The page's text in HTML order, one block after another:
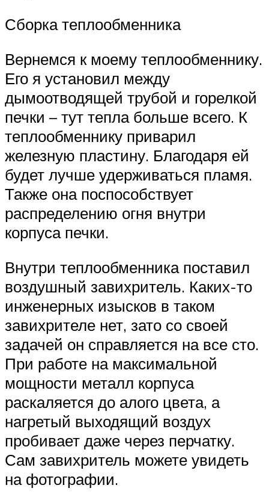
Сборка теплообменника
Вернемся к моему теплообменнику.
Его я установил между
дымоотводящей трубой и горелкой
печки – тут тепла больше всего. К
теплообменнику приварил
железную пластину. Благодаря ей
будет лучше удерживаться пламя.
Также она поспособствует
распределению огня внутри
корпуса печки.
Внутри теплообменника поставил
воздушный завихритель. Каких-то
инженерных изысков в таком
завихрителе нет, зато со своей
задачей он справляется на все сто.
При работе на максимальной
мощности металл корпуса
раскаляется до алого цвета, а
нагретый выходящий воздух
пробивает даже через перчатку.
Сам завихритель можете увидеть
на фотографии.